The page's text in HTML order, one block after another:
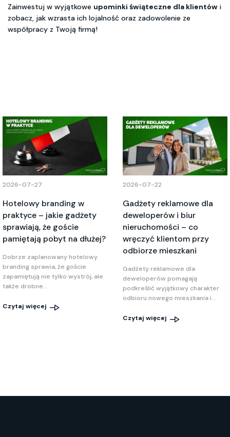
Zainwestuj w wyjątkowe upominki świąteczne dla klientów i
zobacz, jak wzrasta ich lojalność oraz zadowolenie ze
współpracy z Twoją firmą!
2026-07-27
Hotelowy branding w
praktyce – jakie gadżety
sprawiają, że goście
pamiętają pobyt na dłużej?
Dobrze zaplanowany hotelowy
branding sprawia, że goście
zapamiętują nie tylko wystrój, ale
także drobne...
Czytaj więcej
2026-07-22
Gadżety reklamowe dla
deweloperów i biur
nieruchomości – co
wręczyć klientom przy
odbiorze mieszkani
Gadżety reklamowe dla
deweloperów pomagają
podkreślić wyjątkowy charakter
odbioru nowego mieszkania i...
Czytaj więcej